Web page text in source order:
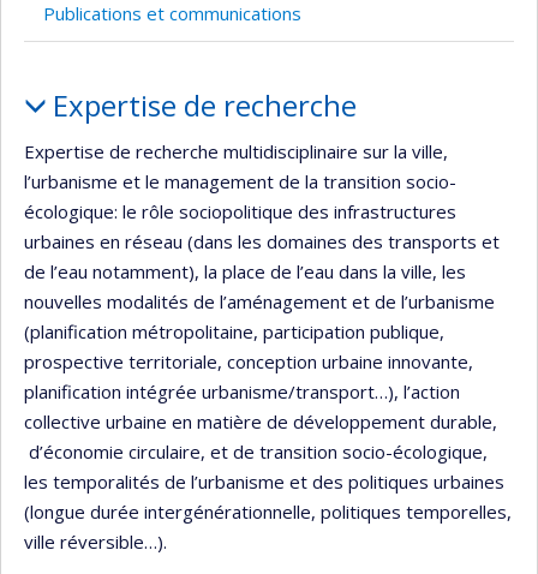
Publications et communications
Expertise de recherche
Expertise de recherche multidisciplinaire sur la ville,
l’urbanisme et le management de la transition socio-
écologique: le rôle sociopolitique des infrastructures
urbaines en réseau (dans les domaines des transports et
de l’eau notamment), la place de l’eau dans la ville, les
nouvelles modalités de l’aménagement et de l’urbanisme
(planification métropolitaine, participation publique,
prospective territoriale, conception urbaine innovante,
planification intégrée urbanisme/transport…), l’action
collective urbaine en matière de développement durable,
d’économie circulaire, et de transition socio-écologique,
les temporalités de l’urbanisme et des politiques urbaines
(longue durée intergénérationnelle, politiques temporelles,
ville réversible…).